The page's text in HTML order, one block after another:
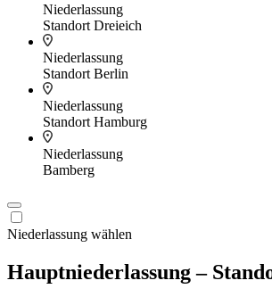
Niederlassung
Standort Dreieich
Niederlassung
Standort Berlin
Niederlassung
Standort Hamburg
Niederlassung
Bamberg
Niederlassung wählen
Hauptniederlassung –